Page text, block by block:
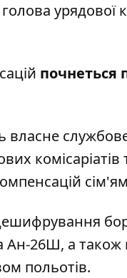
голова урядової
почнеться
Ан-26Ш, а також
польотів.